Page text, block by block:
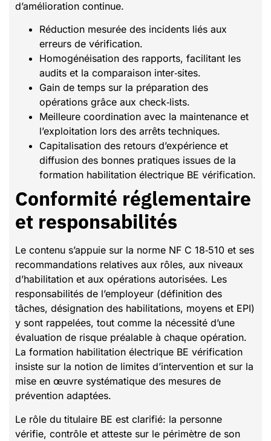
d’amélioration continue.
Réduction mesurée des incidents liés aux
erreurs de vérification.
Homogénéisation des rapports, facilitant les
audits et la comparaison inter‑sites.
Gain de temps sur la préparation des
opérations grâce aux check‑lists.
Meilleure coordination avec la maintenance et
l’exploitation lors des arrêts techniques.
Capitalisation des retours d’expérience et
diffusion des bonnes pratiques issues de la
formation habilitation électrique BE vérification.
Conformité réglementaire
et responsabilités
Le contenu s’appuie sur la norme NF C 18‑510 et ses
recommandations relatives aux rôles, aux niveaux
d’habilitation et aux opérations autorisées. Les
responsabilités de l’employeur (définition des
tâches, désignation des habilitations, moyens et EPI)
y sont rappelées, tout comme la nécessité d’une
évaluation de risque préalable à chaque opération.
La formation habilitation électrique BE vérification
insiste sur la notion de limites d’intervention et sur la
mise en œuvre systématique des mesures de
prévention adaptées.
Le rôle du titulaire BE est clarifié: la personne
vérifie, contrôle et atteste sur le périmètre de son